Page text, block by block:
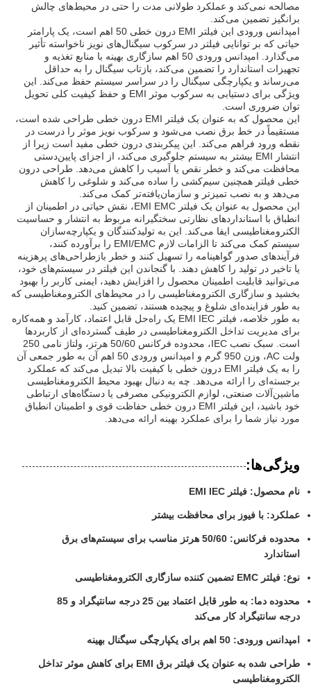
مصالحه نمی‌کند و عملکرد طولانی مدت را حتی در محیط‌های چالش
برانگیز تضمین می‌کند.
امپدانس ورودی این فیلتر EMI درون خطی 50 اهم است، یک پارامتر
حیاتی که بر توانایی فیلتر در سرکوب سیگنال‌های نویز ناخواسته تأثیر
می‌گذارد. امپدانس ورودی 50 اهم سازگاری بهینه با منابع تغذیه و
تجهیزات استاندارد را تضمین می‌کند، بازتاب سیگنال را به حداقل
می‌رساند و یکپارچگی سیگنال را در سراسر سیستم حفظ می‌کند. این
ویژگی برای دستیابی به سرکوب موثر EMI و حفظ کیفیت کلی تحویل
توان ضروری است.
این محصول که به عنوان یک فیلتر EMI درون خطی طراحی شده است،
مستقیماً در خط برق نصب می‌شود و سرکوب نویز موثر را درست در
نقطه ورود فراهم می‌کند. این پیکربندی درون خطی مفید است زیرا از
انتشار EMI بیشتر به سیستم جلوگیری می‌کند، از اجزای پایین‌دستی
محافظت می‌کند و خطر نقص یا آسیب را کاهش می‌دهد. طراحی درون
خطی فیلتر همچنین سیم‌کشی را ساده می‌کند و شلوغی را کاهش
می‌دهد و به نصب تمیزتر و سازمان‌یافته‌تر کمک می‌کند.
این محصول به عنوان یک فیلتر EMI EMC، نقش حیاتی در اطمینان از
انطباق با استانداردهای نظارتی سختگیرانه مربوط به انتشار و حساسیت
الکترومغناطیسی ایفا می‌کند. این به تولیدکنندگان و یکپارچه‌سازان
سیستم کمک می‌کند تا الزامات لازم EMI/EMC را برآورده کنند،
فرآیندهای صدور گواهینامه را تسهیل کنند و خطر بازطراحی‌های پرهزینه
یا تاخیر در تولید را کاهش دهند. با گنجاندن این فیلتر در سیستم‌های خود،
می‌توانید قابلیت اطمینان محصول را افزایش دهید، ایمنی کاربر را بهبود
بخشید و سازگاری الکترومغناطیسی را در محیط‌های الکترومغناطیسی که
به طور فزاینده‌ای شلوغ و پیچیده هستند، تضمین کنید.
به طور خلاصه، فیلتر EMI IEC یک راه‌حل قابل اعتماد، کارآمد و همه‌کاره
برای مدیریت تداخل الکترومغناطیسی در طیف گسترده‌ای از کاربردها
است. سبک نصب IEC، محدوده فرکانس 50/60 هرتز، ولتاژ نامی 250
ولت AC، وزن 950 گرم و امپدانس ورودی 50 اهم آن به طور جمعی آن
را به یک فیلتر EMI درون خطی با کیفیت بالا تبدیل می‌کند که عملکرد
برجسته‌ای را ارائه می‌دهد. چه به دنبال بهبود محیط الکترومغناطیسی
ماشین‌آلات صنعتی، لوازم الکترونیکی مصرفی یا دستگاه‌های ارتباطی
خود باشید، این فیلتر EMI درون خطی حفاظت قوی و اطمینان انطباق
مورد نیاز شما را برای عملکرد بهینه ارائه می‌دهد.
ویژگی‌ها:
نام محصول: فیلتر EMI IEC
عملکرد: با فیوز برای محافظت بیشتر
محدوده فرکانس: 50/60 هرتز مناسب برای سیستم‌های برق
استاندارد
نوع: فیلتر EMC تضمین کننده سازگاری الکترومغناطیسی
محدوده دما: به طور قابل اعتماد بین 25 درجه سانتیگراد و 85
درجه سانتیگراد کار می‌کند
امپدانس ورودی: 50 اهم برای یکپارچگی سیگنال بهینه
طراحی شده به عنوان یک فیلتر برق EMI برای کاهش موثر تداخل
الکترومغناطیسی